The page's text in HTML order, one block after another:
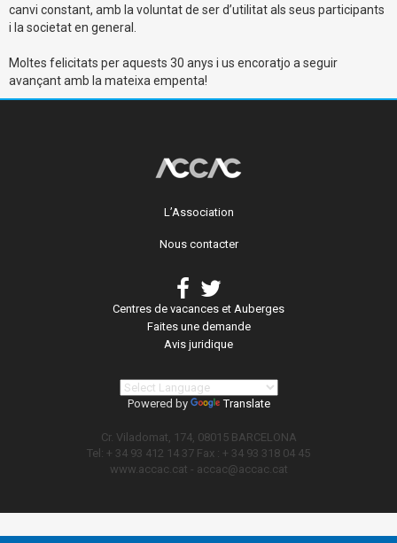
canvi constant, amb la voluntat de ser d’utilitat als seus participants
i la societat en general.
Moltes felicitats per aquests 30 anys i us encoratjo a seguir
avançant amb la mateixa empenta!
L’Association
Nous contacter
Centres de vacances et Auberges
Faites une demande
Avis juridique
Powered by Translate
Cr. Viladomat, 174, 08015 BARCELONA
Tel: + 34 93 412 14 37 Fax : + 34 93 318 04 45
www.accac.cat - accac@accac.cat